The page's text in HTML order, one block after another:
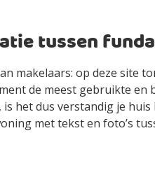
tussen
makelaars: op deze site
de meest gebruikte en
het dus verstandig je
met tekst en foto’s